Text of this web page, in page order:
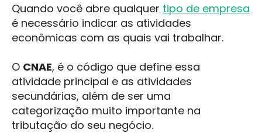
Quando você abre qualquer tipo de empresa
é necessário indicar as atividades
econômicas com as quais vai trabalhar.
O CNAE, é o código que define essa
atividade principal e as atividades
secundárias, além de ser uma
categorização muito importante na
tributação do seu negócio.